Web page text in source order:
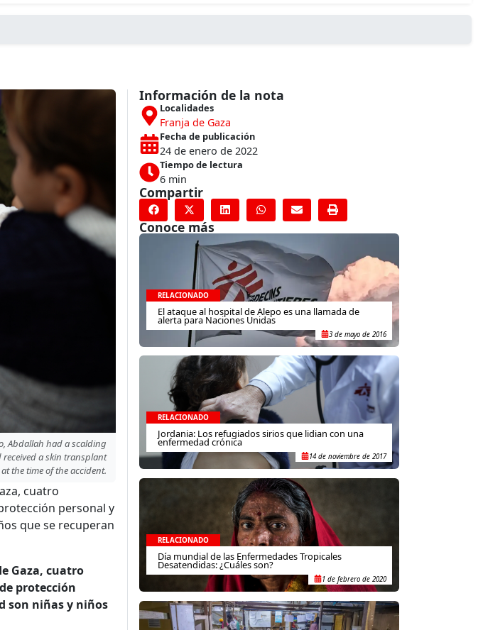
Abdallah had a scalding
a skin transplant
the time of the accident.
cuatro
personal y
que se recuperan
Gaza, cuatro
protección
son niñas y niños
Información de la nota
Localidades
Franja de Gaza
Fecha de publicación
24 de enero de 2022
Tiempo de lectura
6 min
Compartir
Conoce más
RELACIONADO
El ataque al hospital de Alepo es una llamada de
alerta para Naciones Unidas
3 de mayo de 2016
RELACIONADO
Jordania: Los refugiados sirios que lidian con una
enfermedad crónica
14 de noviembre de 2017
RELACIONADO
Día mundial de las Enfermedades Tropicales
Desatendidas: ¿Cuáles son?
1 de febrero de 2020